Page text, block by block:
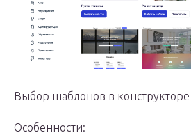
Выбор шаблонов в
Особенности: